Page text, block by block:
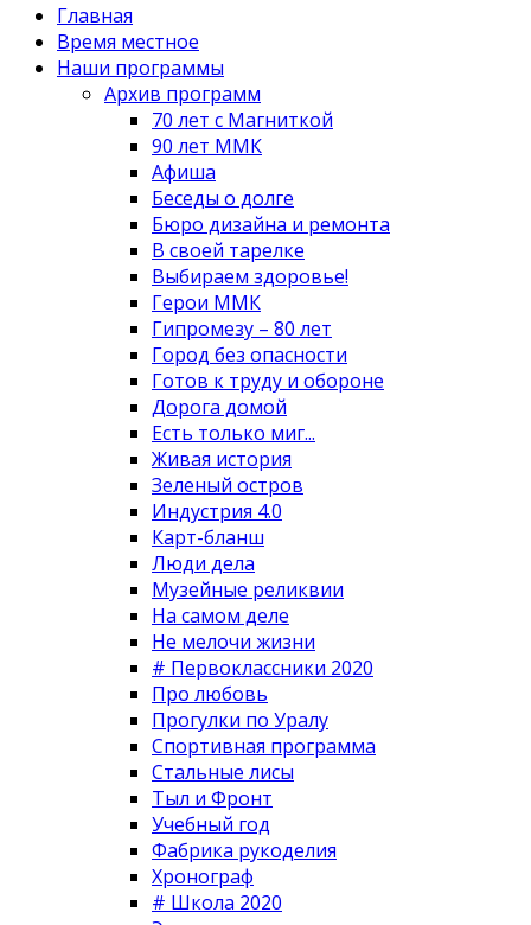
Главная
Время местное
Наши программы
Архив программ
70 лет с Магниткой
90 лет ММК
Афиша
Беседы о долге
Бюро дизайна и ремонта
В своей тарелке
Выбираем здоровье!
Герои ММК
Гипромезу – 80 лет
Город без опасности
Готов к труду и обороне
Дорога домой
Есть только миг...
Живая история
Зеленый остров
Индустрия 4.0
Карт-бланш
Люди дела
Музейные реликвии
На самом деле
Не мелочи жизни
# Первоклассники 2020
Про любовь
Прогулки по Уралу
Спортивная программа
Стальные лисы
Тыл и Фронт
Учебный год
Фабрика рукоделия
Хронограф
# Школа 2020